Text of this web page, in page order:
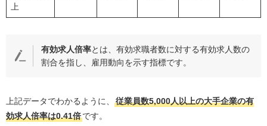
上
有効求人倍率とは、有効求職者数に対する有効求人数の
割合を指し、雇用動向を示す指標です。
上記データでわかるように、
従業員数5,000人以上の大手企業の有
効求人倍率は0.41倍です。